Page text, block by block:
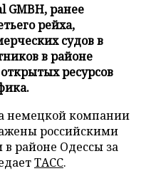
ранее
рейха,
судов в
в районе
ресурсов
немецкой компании
российскими
районе Одессы за
ТАСС.